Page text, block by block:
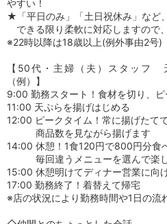
やすい！
★「平日のみ」「土日祝休み」など、
できる限り柔軟に対応しますので
※22時以降は18歳以上(例外事由2号)
【50代・主婦（夫）スタッフ
（例）】
9:00 勤務スタート！食材を切り、
11:00 天ぷらを揚げはじめる
12:00 ピークタイム！常に揚げたて
商品数を見ながら揚げます
14:00 休憩！1食120円で800円分食
毎回違うメニューを選んで楽
15:00 休憩明けてディナー営業に向
17:00 勤務終了！着替えて帰宅
※店の状況により勤務時間や1日の流